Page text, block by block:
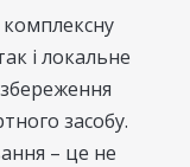
комплексну
і локальне
засобу.
– це не